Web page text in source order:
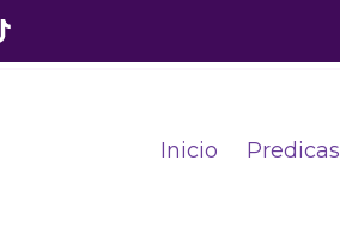
Inicio Predicas